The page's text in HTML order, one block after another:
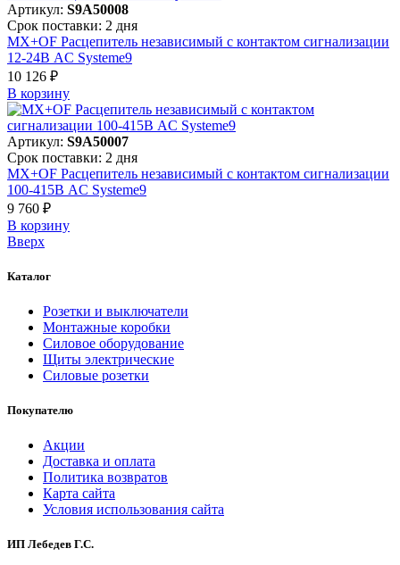
Артикул: S9A50008
Срок поставки: 2 дня
MX+OF Расцепитель независимый с контактом сигнализации
12-24В AC Systeme9
10 126 ₽
В корзинy
Артикул: S9A50007
Срок поставки: 2 дня
MX+OF Расцепитель независимый с контактом сигнализации
100-415В AC Systeme9
9 760 ₽
В корзинy
Вверх
Каталог
Розетки и выключатели
Монтажные коробки
Силовое оборудование
Щиты электрические
Силовые розетки
Покупателю
Акции
Доставка и оплата
Политика возвратов
Карта сайта
Условия использования сайта
ИП Лебедев Г.С.